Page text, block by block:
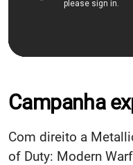
Campanha
Com direito a
of Duty: Modern